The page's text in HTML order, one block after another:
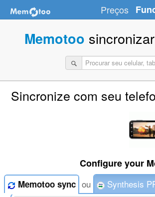
Preços
Memotoo
Sincronize com seu
Configure your
Memotoo sync ou Synthesis